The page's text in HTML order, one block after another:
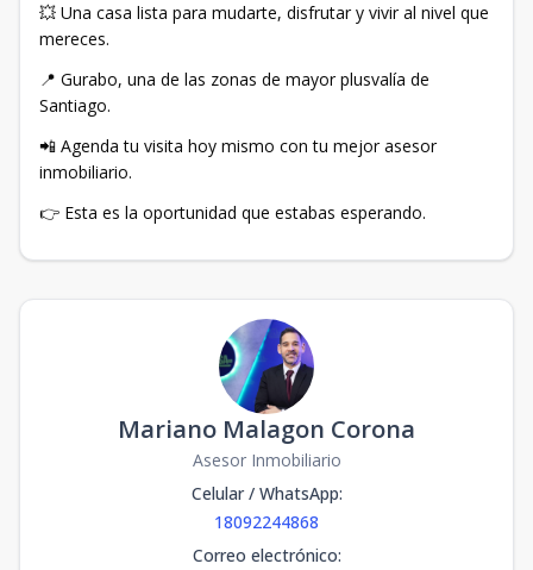
💥 Una casa lista para mudarte, disfrutar y vivir al nivel que
mereces.
📍 Gurabo, una de las zonas de mayor plusvalía de
Santiago.
📲 Agenda tu visita hoy mismo con tu mejor asesor
inmobiliario.
👉 Esta es la oportunidad que estabas esperando.
Mariano Malagon Corona
Asesor Inmobiliario
Celular / WhatsApp:
18092244868
Correo electrónico: